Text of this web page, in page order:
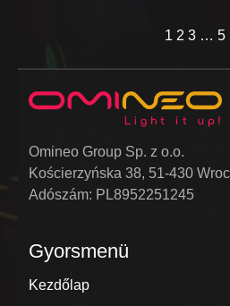
1 2 3 … 5
Omineo Group Sp. z o.o.
Kościerzyńska 38, 51-430
Adószám: PL8952251245
Gyorsmenü
Kezdőlap